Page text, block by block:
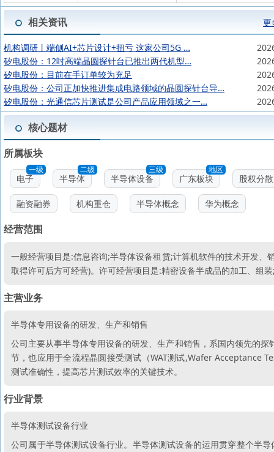
相关资讯 更
机构调研丨端侧AI+芯片设计+扭亏 这家公司5G …
矽电股份：12吋高端晶圆探针台已推出两代机型…
矽电股份：目前在手订单较为充足
矽电股份：公司正加快推进集成电路领域的晶圆探针台导…
矽电股份：光通信芯片测试是公司产品应用领域之一…
核心题材
所属板块
一级
电子
二级
半导体
三级
半导体设备
地区
广东板块 股权分散
融资融券 机构重仓 半导体概念 华为概念
经营范围
一般经营项目是:信息咨询;半导体设备租赁;计算机软件的技术开发
取得许可后方可经营)。许可经营项目是:精密设备半成品的加工、组
主营业务
半导体专用设备的研发、生产和销售
公司主要从事半导体专用设备的研发、生产和销售，系国内领先的
节，也应用于全流程晶圆接受测试（WAT测试,Wafer Acceptance
测试准确性，提高芯片测试效率的关键技术。
行业背景
半导体测试设备行业
公司属于半导体测试设备行业。半导体测试设备的运用贯穿整个半